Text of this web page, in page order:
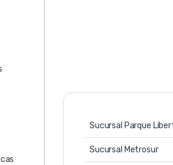
Sucursal Parque
Sucursal Metrosur